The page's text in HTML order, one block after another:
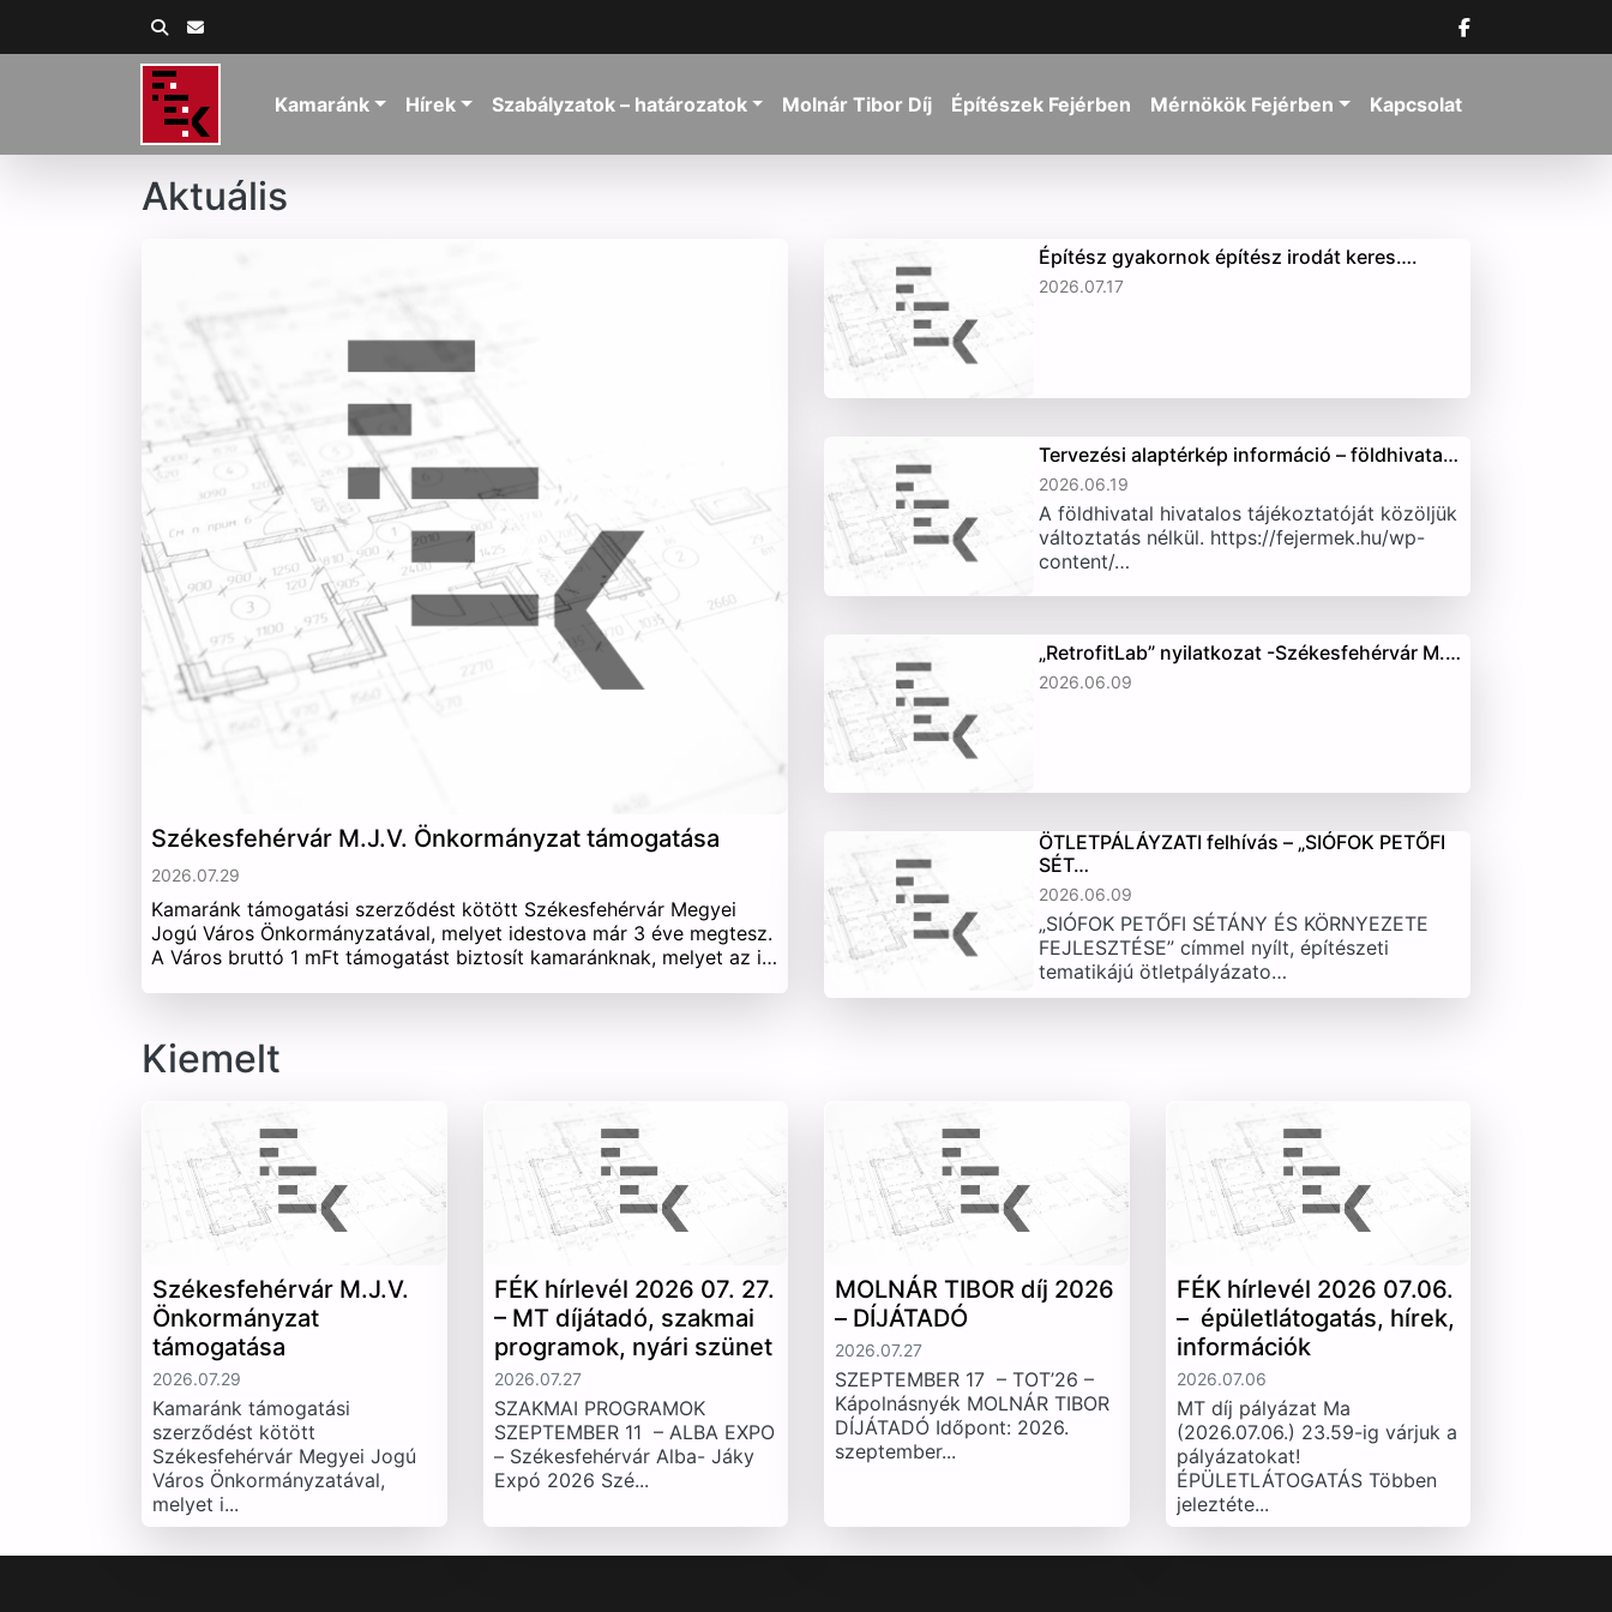
Kamaránk Hírek Szabályzatok – határozatok Molnár Tibor Díj Építészek Fejérben Mérnökök Fejérben Kapcsolat
Aktuális
Székesfehérvár M.J.V. Önkormányzat támogatása
2026.07.29
Kamaránk támogatási szerződést kötött Székesfehérvár Megyei
Jogú Város Önkormányzatával, melyet idestova már 3 éve megtesz.
A Város bruttó 1 mFt támogatást biztosít kamaránknak, melyet az i…
Építész gyakornok építész irodát keres….
2026.07.17
Tervezési alaptérkép információ – földhivata…
2026.06.19
A földhivatal hivatalos tájékoztatóját közöljük
változtatás nélkül. https://fejermek.hu/wp-
content/…
„RetrofitLab” nyilatkozat -Székesfehérvár M.…
2026.06.09
ÖTLETPÁLÁYZATI felhívás – „SIÓFOK PETŐFI
SÉT…
2026.06.09
„SIÓFOK PETŐFI SÉTÁNY ÉS KÖRNYEZETE
FEJLESZTÉSE” címmel nyílt, építészeti
tematikájú ötletpályázato…
Kiemelt
Székesfehérvár M.J.V.
Önkormányzat
támogatása
2026.07.29
Kamaránk támogatási
szerződést kötött
Székesfehérvár Megyei Jogú
Város Önkormányzatával,
melyet i...
FÉK hírlevél 2026 07. 27.
– MT díjátadó, szakmai
programok, nyári szünet
2026.07.27
SZAKMAI PROGRAMOK
SZEPTEMBER 11 – ALBA EXPO
– Székesfehérvár Alba- Jáky
Expó 2026 Szé...
MOLNÁR TIBOR díj 2026
– DÍJÁTADÓ
2026.07.27
SZEPTEMBER 17 – TOT’26 –
Kápolnásnyék MOLNÁR TIBOR
DÍJÁTADÓ Időpont: 2026.
szeptember...
FÉK hírlevél 2026 07.06.
– épületlátogatás, hírek,
információk
2026.07.06
MT díj pályázat Ma
(2026.07.06.) 23.59-ig várjuk a
pályázatokat!
ÉPÜLETLÁTOGATÁS Többen
jeleztéte...